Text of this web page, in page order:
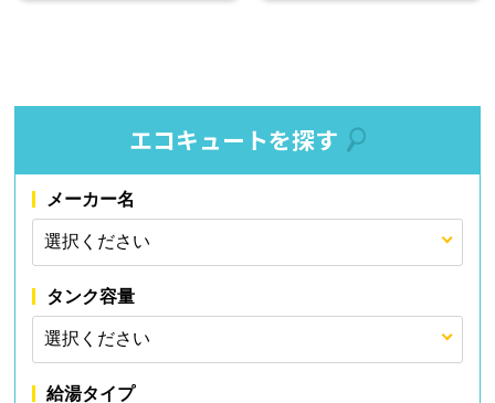
エコキュートを探す
メーカー名
タンク容量
給湯タイプ